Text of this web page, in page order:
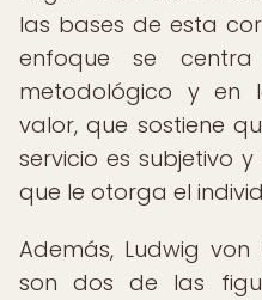
las bases de esta
enfoque se
metodológico y en
valor, que sostiene
servicio es subjetivo
que le otorga el
Además, Ludwig von
son dos de las